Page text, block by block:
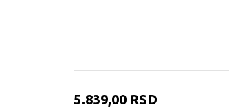
5.839,00 RSD